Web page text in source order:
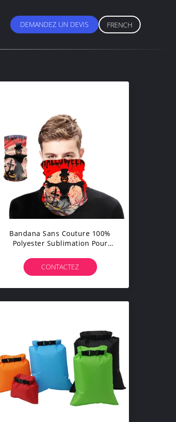
DEMANDEZ UN DEVIS FRENCH
Bandana Sans Couture 100%
Polyester Sublimation Pour
Personnalisés
CONTACTEZ